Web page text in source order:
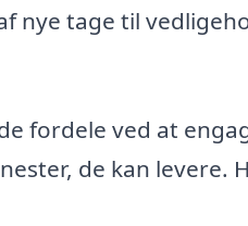
nye tage til
fordele ved at
de kan levere.